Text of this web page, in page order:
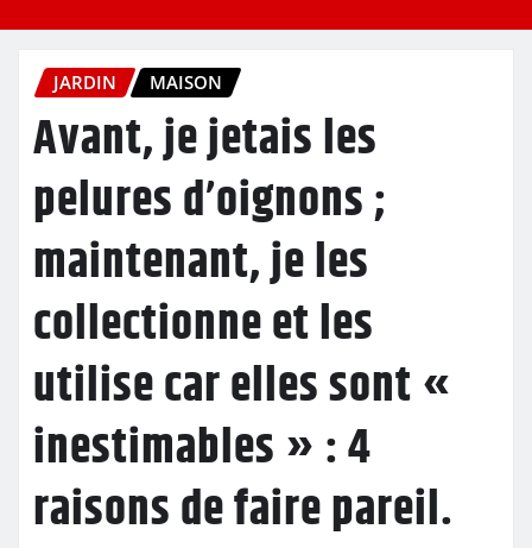
JARDIN MAISON
Avant, je jetais les
pelures d’oignons ;
maintenant, je les
collectionne et les
utilise car elles sont «
inestimables » : 4
raisons de faire pareil.